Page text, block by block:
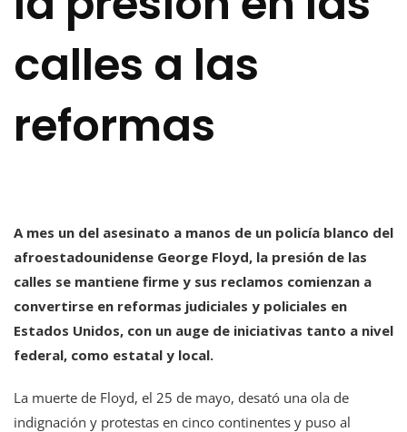
calles a las
reformas
A mes un del asesinato a manos de un policía blanco del
afroestadounidense George Floyd, la presión de las
calles se mantiene firme y sus reclamos comienzan a
convertirse en reformas judiciales y policiales en
Estados Unidos, con un auge de iniciativas tanto a nivel
federal, como estatal y local.
La muerte de Floyd, el 25 de mayo, desató una ola de
indignación y protestas en cinco continentes y puso al